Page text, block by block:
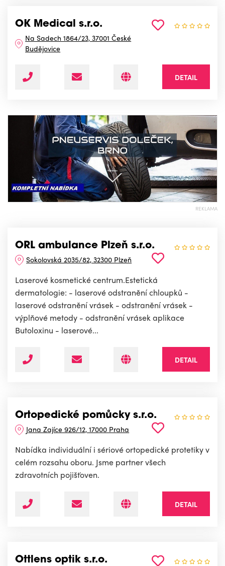
OK Medical s.r.o.
Na Sadech 1864/23, 37001 České
Budějovice
DETAIL
REKLAMA
ORL ambulance Plzeň s.r.o.
Sokolovská 2035/82, 32300 Plzeň
Laserové kosmetické centrum.Estetická
dermatologie: - laserové odstranění chloupků -
laserové odstranění vrásek - odstranění vrásek -
výplňové metody - odstranění vrásek aplikace
Butoloxinu - laserové...
DETAIL
Ortopedické pomůcky s.r.o.
Jana Zajíce 926/12, 17000 Praha
Nabídka individuální i sériové ortopedické protetiky v
celém rozsahu oboru. Jsme partner všech
zdravotních pojišťoven.
DETAIL
Ottlens optik s.r.o.